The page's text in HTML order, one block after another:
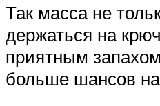
Так масса не
держаться на
приятным
больше шансов